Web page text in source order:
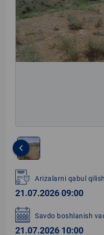
1
of
1
keyboard_arrow_left
Arizalarni qabul
21.07.2026 09:00
Savdo boshlanish
21.07.2026 10:00